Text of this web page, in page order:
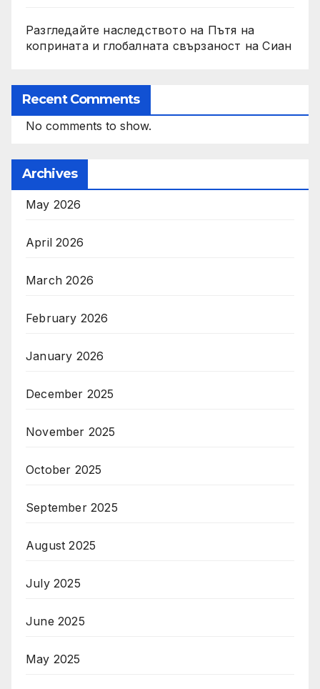
Разгледайте наследството на Пътя на
коприната и глобалната свързаност на Сиан
Recent Comments
No comments to show.
Archives
May 2026
April 2026
March 2026
February 2026
January 2026
December 2025
November 2025
October 2025
September 2025
August 2025
July 2025
June 2025
May 2025